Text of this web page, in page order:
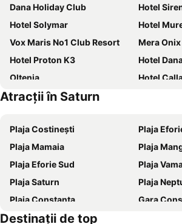
Dana Holiday Club
Hotel
Hotel Solymar
Hotel
Vox Maris No1 Club Resort
Mera
Hotel Proton K3
Hotel
Oltenia
Hotel
Tiberius Residence
Ammon
Hotel
Hotel Cometa
Hotel
Safir Blue Resort
Grand
Mera Brise
Hotel
Hotel Corsa
Hotel
Hotel Opal
Atracții în Saturn
Plaja Costinești
Plaja
Plaja Mamaia
Plaja
Plaja Eforie Sud
Plaja
Plaja Saturn
Plaja
Plaja Constanța
Gara
Plaja Venus
Destinaţii de top